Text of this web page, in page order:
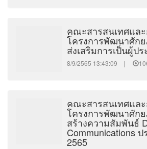
คณะสารสนเทศแล
โครงการพัฒนาศัก
ส่งเสริมการเป็นผู้ป
8/9/2565 13:43:09 |
คณะสารสนเทศแล
โครงการพัฒนาศัก
สร้างความสัมพันธ์
Communications
2565